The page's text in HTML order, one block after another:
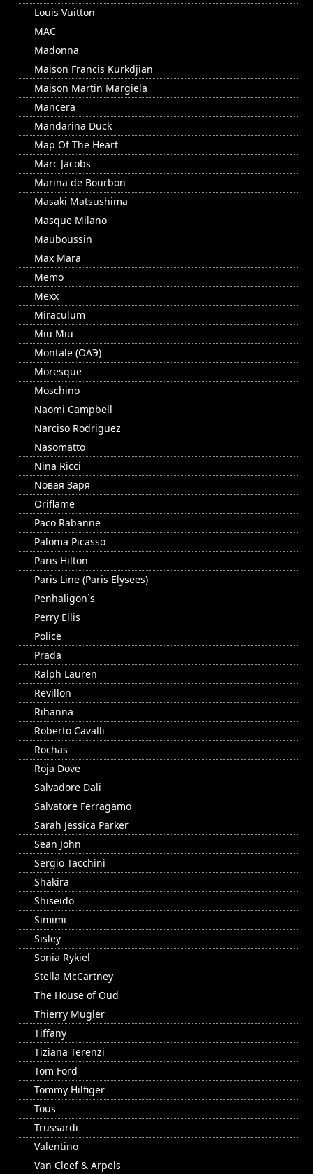
Louis Vuitton
MAC
Madonna
Maison Francis Kurkdjian
Maison Martin Margiela
Mancera
Mandarina Duck
Map Of The Heart
Marc Jacobs
Marina de Bourbon
Masaki Matsushima
Masque Milano
Mauboussin
Max Mara
Memo
Mexx
Miraculum
Miu Miu
Montale (ОАЭ)
Moresque
Moschino
Naomi Campbell
Narciso Rodriguez
Nasomatto
Nina Ricci
Nовая Заря
Oriflame
Paco Rabanne
Paloma Picasso
Paris Hilton
Paris Line (Paris Elysees)
Penhaligon`s
Perry Ellis
Police
Prada
Ralph Lauren
Revillon
Rihanna
Roberto Cavalli
Rochas
Roja Dove
Salvadore Dali
Salvatore Ferragamo
Sarah Jessica Parker
Sean John
Sergio Tacchini
Shakira
Shiseido
Simimi
Sisley
Sonia Rykiel
Stella McCartney
The House of Oud
Thierry Mugler
Tiffany
Tiziana Terenzi
Tom Ford
Tommy Hilfiger
Tous
Trussardi
Valentino
Van Cleef & Arpels